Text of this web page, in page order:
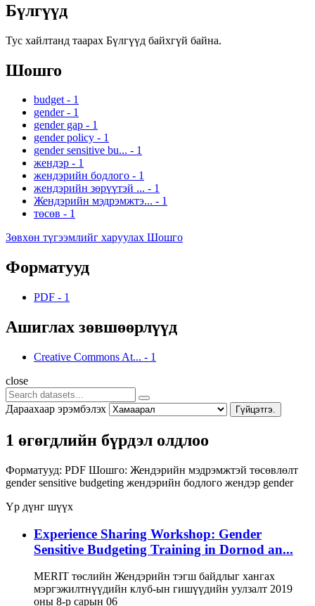
Бүлгүүд
Тус хайлтанд таарах Бүлгүүд байхгүй байна.
Шошго
budget - 1
gender - 1
gender gap - 1
gender policy - 1
gender sensitive bu... - 1
жендэр - 1
жендэрийн бодлого - 1
жендэрийн зөрүүтэй ... - 1
Жендэрийн мэдрэмжтэ... - 1
төсөв - 1
Зөвхөн түгээмлийг харуулах Шошго
Форматууд
PDF - 1
Ашиглах зөвшөөрлүүд
Creative Commons At... - 1
close
Дараахаар эрэмбэлэх Гүйцэтгэ.
1 өгөгдлийн бүрдэл олдлоо
Форматууд: PDF Шошго: Жендэрийн мэдрэмжтэй төсөвлөлт
gender sensitive budgeting жендэрийн бодлого жендэр gender
Үр дүнг шүүх
Experience Sharing Workshop: Gender
Sensitive Budgeting Training in Dornod an...
MERIT төслийн Жендэрийн тэгш байдлыг хангах
мэргэжилтнүүдийн клуб-ын гишүүдийн уулзалт 2019
оны 8-р сарын 06